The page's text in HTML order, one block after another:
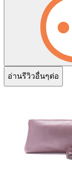
อ่านรีวิวอื่นๆต่อ